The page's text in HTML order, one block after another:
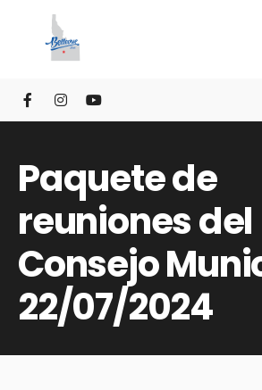
Paquete de
reuniones del
Consejo
22/07/2024